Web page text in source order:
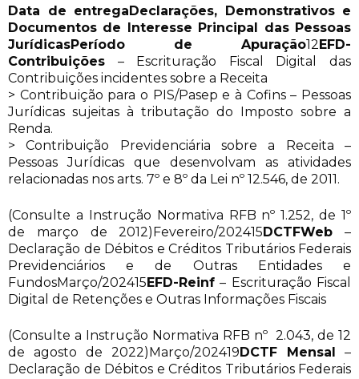
Data de entrega Declarações, Demonstrativos e
Documentos de Interesse Principal das Pessoas
JurídicasPeríodo de Apuração12 EFD-
Contribuições – Escrituração Fiscal Digital das
Contribuições incidentes sobre a Receita
> Contribuição para o PIS/Pasep e à Cofins – Pessoas
Jurídicas sujeitas à tributação do Imposto sobre a
Renda.
> Contribuição Previdenciária sobre a Receita –
Pessoas Jurídicas que desenvolvam as atividades
relacionadas nos arts. 7º e 8º da Lei nº 12.546, de 2011.
(Consulte a Instrução Normativa RFB nº 1.252, de 1º
de março de 2012)Fevereiro/202415 DCTFWeb –
Declaração de Débitos e Créditos Tributários Federais
Previdenciários e de Outras Entidades e
FundosMarço/202415 EFD-Reinf – Escrituração Fiscal
Digital de Retenções e Outras Informações Fiscais
(Consulte a Instrução Normativa RFB nº 2.043, de 12
de agosto de 2022)Março/202419 DCTF Mensal
–
Declaração de Débitos e Créditos Tributários Federais